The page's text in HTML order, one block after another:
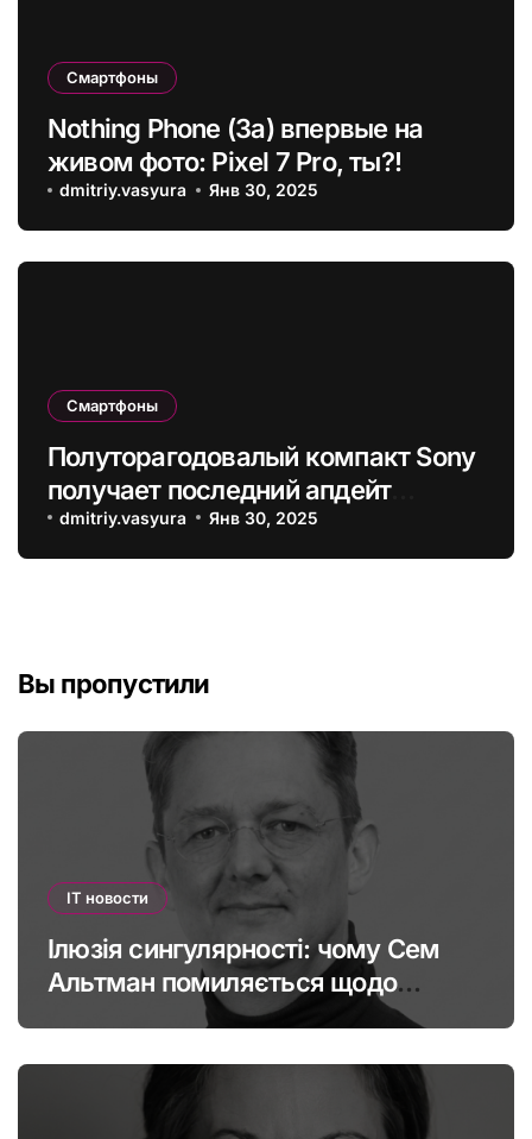
Смартфоны
Nothing Phone (3a) впервые на
живом фото: Pixel 7 Pro, ты?!
dmitriy.vasyura Янв 30, 2025
Смартфоны
Полуторагодовалый компакт Sony
получает последний апдейт
Android
dmitriy.vasyura Янв 30, 2025
Вы пропустили
IT новости
Ілюзія сингулярності: чому Сем
Альтман помиляється щодо
штучного інтелекту